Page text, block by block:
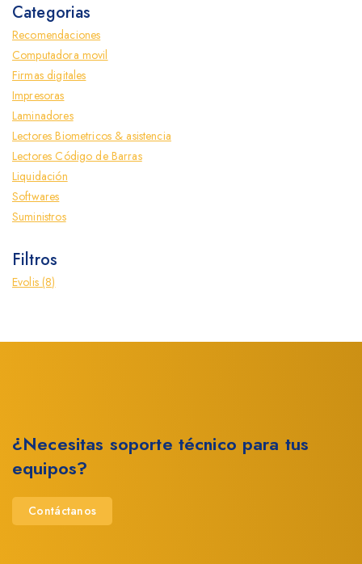
Categorias
Recomendaciones
Computadora movil
Firmas digitales
Impresoras
Laminadores
Lectores Biometricos & asistencia
Lectores Código de Barras
Liquidación
Softwares
Suministros
Filtros
Evolis (8)
¿Necesitas soporte técnico para tus
equipos?
Contáctanos